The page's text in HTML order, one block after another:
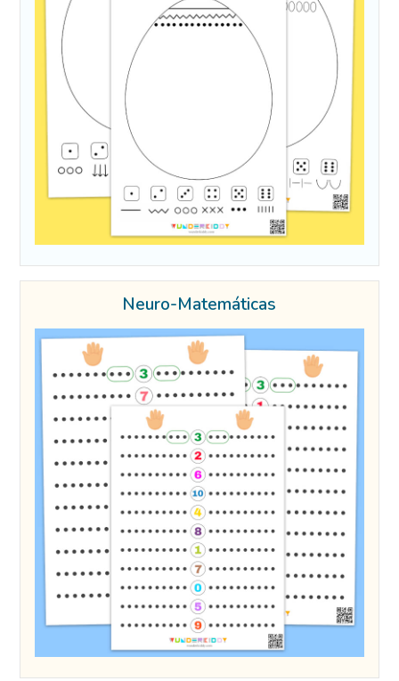
Neuro-Matemáticas